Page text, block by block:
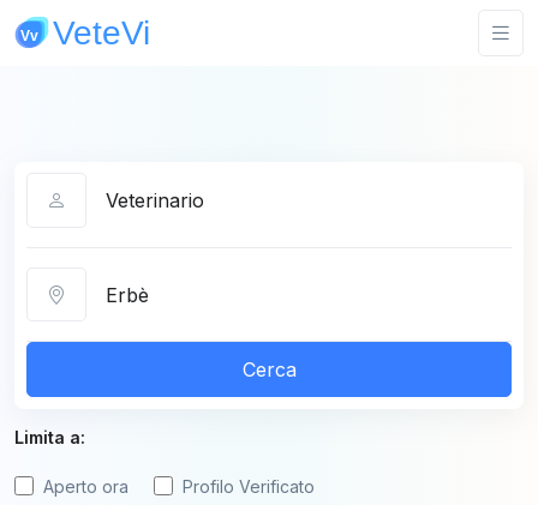
Cerca
Limita a:
Aperto ora
Profilo Verificato